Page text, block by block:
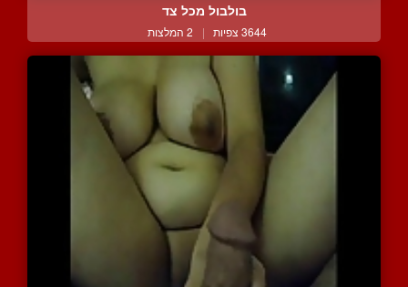
בולבול מכל צד
3644 צפיות | 2 המלצות